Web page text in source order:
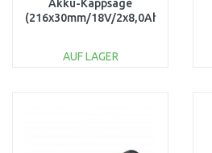
Akku-Kappsäge
(216x30mm/18V/2x8,0Ah)
AUF LAGER